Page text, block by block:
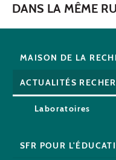
DANS LA MÊME
MAISON DE LA
ACTUALITÉS
Laboratoires
SFR POUR